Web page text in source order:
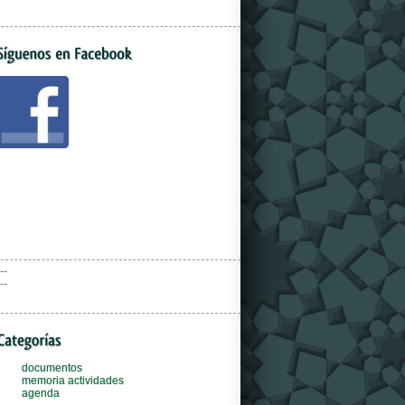
documentos
memoria actividades
agenda